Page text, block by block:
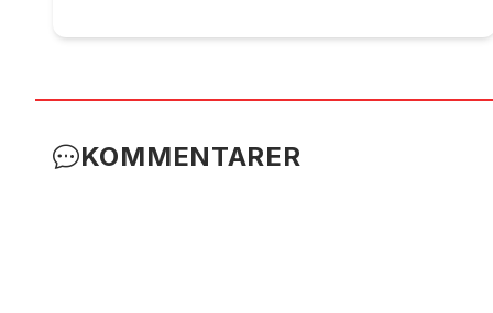
KOMMENTARER